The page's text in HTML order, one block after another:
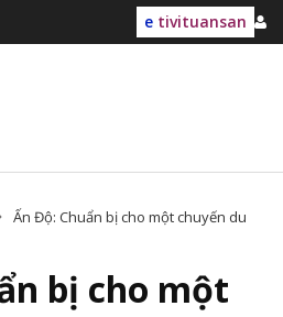
e tivituansan
Ấn Độ: Chuẩn bị cho một chuyến du
bị cho một